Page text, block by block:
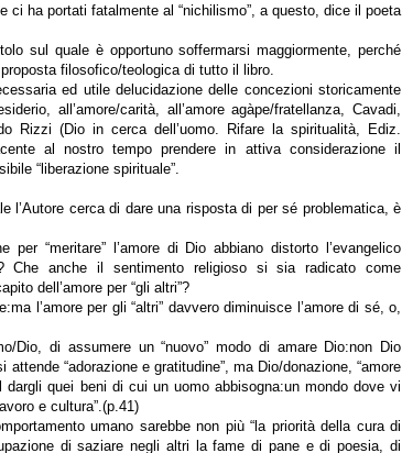
ci ha portati fatalmente al “nichilismo”, a questo, dice il poeta
sul quale è opportuno soffermarsi maggiormente, perché
filosofico/teologica di tutto il libro.
ed utile delucidazione delle concezioni storicamente
all’amore/carità, all’amore agàpe/fratellanza, Cavadi,
Rizzi (Dio in cerca dell’uomo. Rifare la spiritualità, Ediz.
al nostro tempo prendere in attiva considerazione il
“liberazione spirituale”.
l’Autore cerca di dare una risposta di per sé problematica, è
per “meritare” l’amore di Dio abbiano distorto l’evangelico
Che anche il sentimento religioso si sia radicato come
dell’amore per “gli altri”?
l’amore per gli “altri” davvero diminuisce l’amore di sé, o,
Dio, di assumere un “nuovo” modo di amare Dio:non Dio
attende “adorazione e gratitudine”, ma Dio/donazione, “amore
dargli quei beni di cui un uomo abbisogna:un mondo dove vi
e cultura”.(p.41)
umano sarebbe non più “la priorità della cura di
di saziare negli altri la fame di pane e di poesia, di